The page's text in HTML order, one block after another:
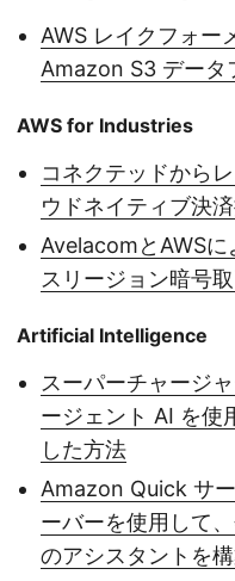
AWS レイクフォー
Amazon S3 データ
AWS for Industries
コネクテッドから
ウドネイティブ決
AvelacomとAWSに
スリージョン暗号取
Artificial Intelligence
スーパーチャージ
ージェント AI を使
した方法
Amazon Quick サ
ーバーを使用して
のアシスタントを